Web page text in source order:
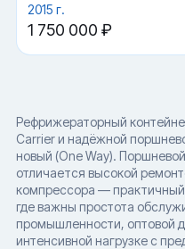
2015 г.
1 750 000 ₽
Рефрижераторный
Carrier и надёжной
новый (One Way).
отличается высокой
компрессора —
где важны простота
промышленности, оптовой
интенсивной нагрузке с